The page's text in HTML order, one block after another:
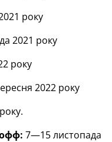
року
року
року
2022 року
7—15 листопада